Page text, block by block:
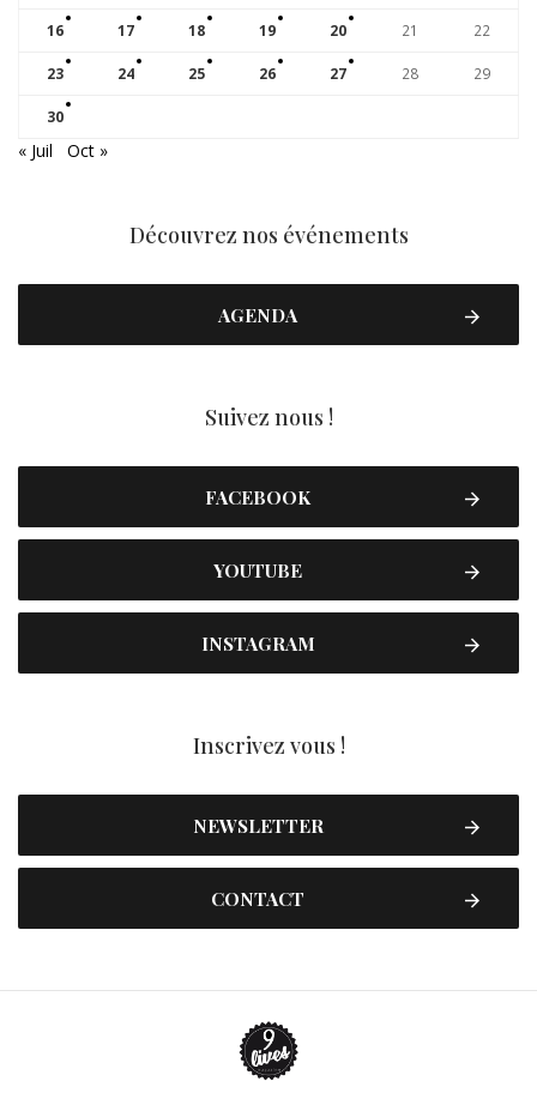
16 17 18 19 20 21 22
23 24 25 26 27 28 29
30
« Juil Oct »
Découvrez nos événements
AGENDA
Suivez nous !
FACEBOOK
YOUTUBE
INSTAGRAM
Inscrivez vous !
NEWSLETTER
CONTACT